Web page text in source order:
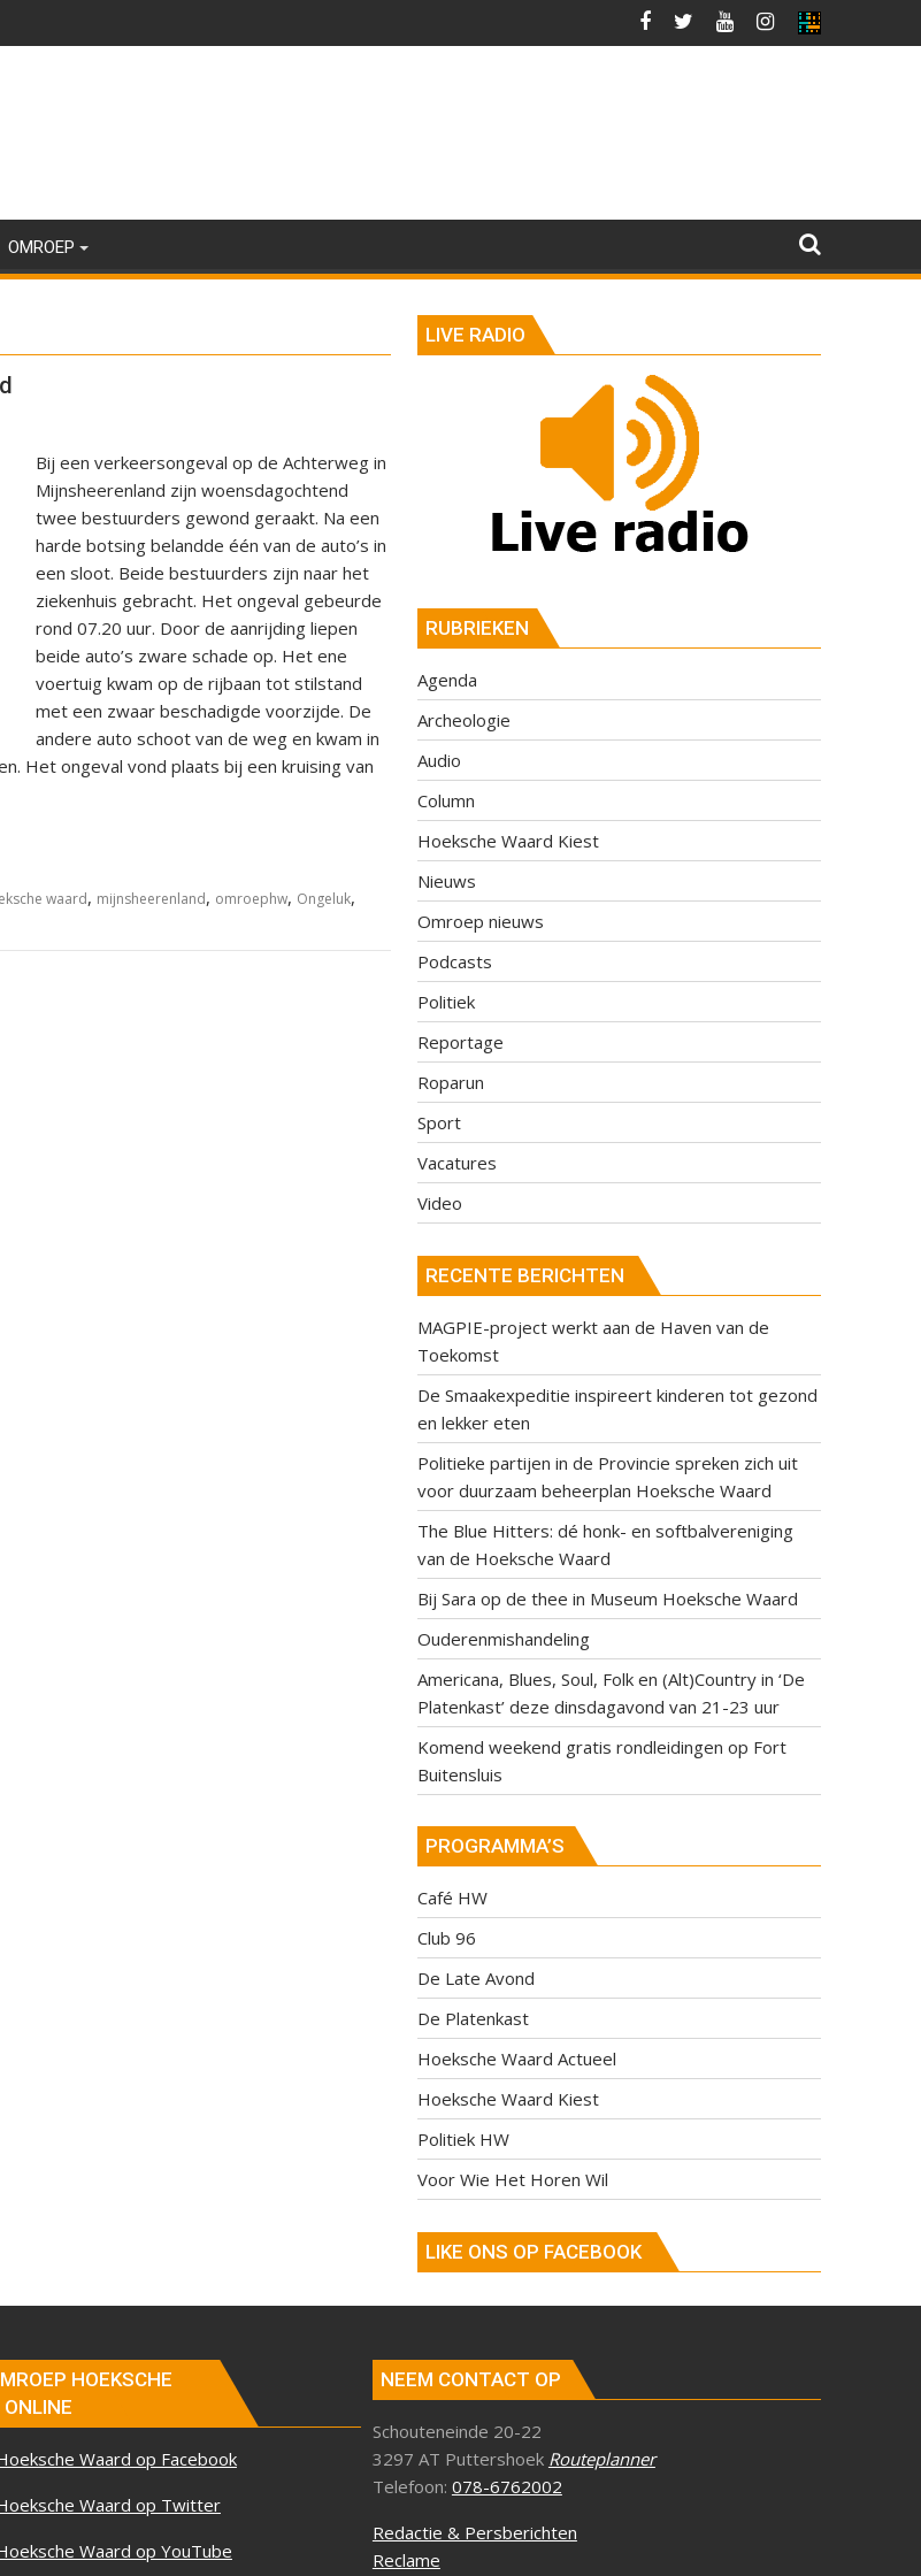
OMROEP
Bij een verkeersongeval op de Achterweg in
Mijnsheerenland zijn woensdagochtend
twee bestuurders gewond geraakt. Na een
harde botsing belandde één van de auto’s in
een sloot. Beide bestuurders zijn naar het
ziekenhuis gebracht. Het ongeval gebeurde
rond 07.20 uur. Door de aanrijding liepen
beide auto’s zware schade op. Het ene
voertuig kwam op de rijbaan tot stilstand
met een zwaar beschadigde voorzijde. De
andere auto schoot van de weg en kwam in
Het ongeval vond plaats bij een kruising van
waard, mijnsheerenland, omroephw, Ongeluk,
LIVE RADIO
RUBRIEKEN
Agenda
Archeologie
Audio
Column
Hoeksche Waard Kiest
Nieuws
Omroep nieuws
Podcasts
Politiek
Reportage
Roparun
Sport
Vacatures
Video
RECENTE BERICHTEN
MAGPIE-project werkt aan de Haven van de
Toekomst
De Smaakexpeditie inspireert kinderen tot gezond
en lekker eten
Politieke partijen in de Provincie spreken zich uit
voor duurzaam beheerplan Hoeksche Waard
The Blue Hitters: dé honk- en softbalvereniging
van de Hoeksche Waard
Bij Sara op de thee in Museum Hoeksche Waard
Ouderenmishandeling
Americana, Blues, Soul, Folk en (Alt)Country in ‘De
Platenkast’ deze dinsdagavond van 21-23 uur
Komend weekend gratis rondleidingen op Fort
Buitensluis
PROGRAMMA’S
Café HW
Club 96
De Late Avond
De Platenkast
Hoeksche Waard Actueel
Hoeksche Waard Kiest
Politiek HW
Voor Wie Het Horen Wil
LIKE ONS OP FACEBOOK
HOEKSCHE
Waard op Facebook
Waard op Twitter
Waard op YouTube
NEEM CONTACT OP
Schouteneinde 20-22
3297 AT Puttershoek Routeplanner
Telefoon: 078-6762002
Redactie & Persberichten
Reclame